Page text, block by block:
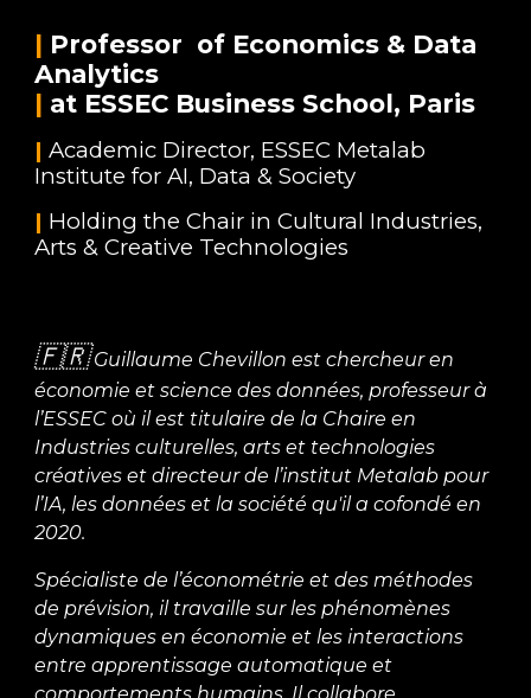
| Professor of Economics & Data
Analytics
| at ESSEC Business School, Paris
| Academic Director, ESSEC Metalab
Institute for AI, Data & Society
| Holding the Chair in Cultural Industries,
Arts & Creative Technologies
🇫🇷 Guillaume Chevillon est chercheur en
économie et science des données, professeur à
l’ESSEC où il est titulaire de la Chaire en
Industries culturelles, arts et technologies
créatives et directeur de l’institut Metalab pour
l’IA, les données et la société qu'il a cofondé en
2020.
Spécialiste de l’économétrie et des méthodes
de prévision, il travaille sur les phénomènes
dynamiques en économie et les interactions
entre apprentissage automatique et